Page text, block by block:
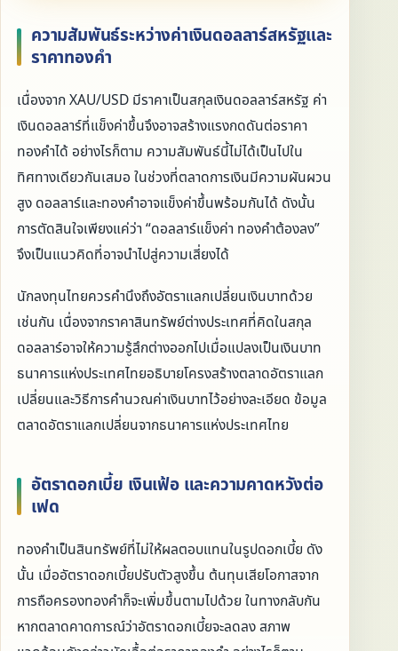
ความสัมพันธ์ระหว่างค่าเงินดอลลาร์สหรัฐและ
ราคาทองคำ
เนื่องจาก XAU/USD มีราคาเป็นสกุลเงินดอลลาร์สหรัฐ ค่า
เงินดอลลาร์ที่แข็งค่าขึ้นจึงอาจสร้างแรงกดดันต่อราคา
ทองคำได้ อย่างไรก็ตาม ความสัมพันธ์นี้ไม่ได้เป็นไปใน
ทิศทางเดียวกันเสมอ ในช่วงที่ตลาดการเงินมีความผันผวน
สูง ดอลลาร์และทองคำอาจแข็งค่าขึ้นพร้อมกันได้ ดังนั้น
การตัดสินใจเพียงแค่ว่า “ดอลลาร์แข็งค่า ทองคำต้องลง”
จึงเป็นแนวคิดที่อาจนำไปสู่ความเสี่ยงได้
นักลงทุนไทยควรคำนึงถึงอัตราแลกเปลี่ยนเงินบาทด้วย
เช่นกัน เนื่องจากราคาสินทรัพย์ต่างประเทศที่คิดในสกุล
ดอลลาร์อาจให้ความรู้สึกต่างออกไปเมื่อแปลงเป็นเงินบาท
ธนาคารแห่งประเทศไทยอธิบายโครงสร้างตลาดอัตราแลก
เปลี่ยนและวิธีการคำนวณค่าเงินบาทไว้อย่างละเอียด ข้อมูล
ตลาดอัตราแลกเปลี่ยนจากธนาคารแห่งประเทศไทย
อัตราดอกเบี้ย เงินเฟ้อ และความคาดหวังต่อ
เฟด
ทองคำเป็นสินทรัพย์ที่ไม่ให้ผลตอบแทนในรูปดอกเบี้ย ดัง
นั้น เมื่ออัตราดอกเบี้ยปรับตัวสูงขึ้น ต้นทุนเสียโอกาสจาก
การถือครองทองคำก็จะเพิ่มขึ้นตามไปด้วย ในทางกลับกัน
หากตลาดคาดการณ์ว่าอัตราดอกเบี้ยจะลดลง สภาพ